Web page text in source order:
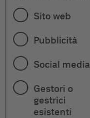
Sito web
Pubblicità
Social media
Gestori o
gestrici
esistenti